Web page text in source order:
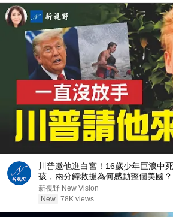
川普邀他進白宮！16歲少年巨浪中
孩，兩分鐘救援為何感動整個美國？
美國精神 | 新視野 第2467期
新視野 New Vision
New 78K views